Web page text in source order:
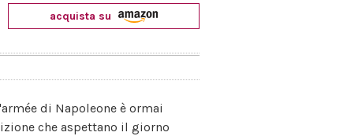
acquista su
di Napoleone è ormai
che aspettano il giorno